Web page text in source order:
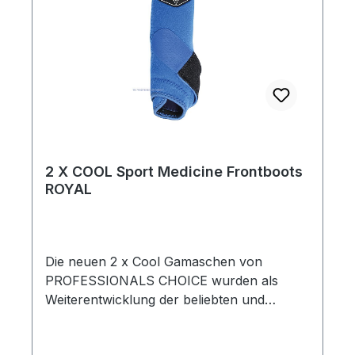
2 X COOL Sport Medicine Frontboots
ROYAL
Die neuen 2 x Cool Gamaschen von
PROFESSIONALS CHOICE wurden als
Weiterentwicklung der beliebten und